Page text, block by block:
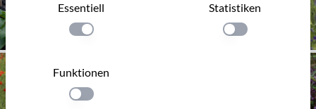
Essentiell
Einstellung anwenden
Statistiken
Einstellung
Funktionen
Einstellung anwenden